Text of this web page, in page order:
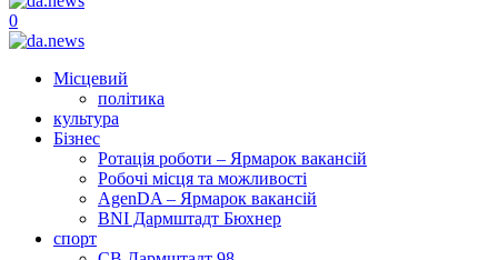
0
Місцевий
політика
культура
Бізнес
Ротація роботи – Ярмарок вакансій
Робочі місця та можливості
AgenDA – Ярмарок вакансій
BNI Дармштадт Бюхнер
спорт